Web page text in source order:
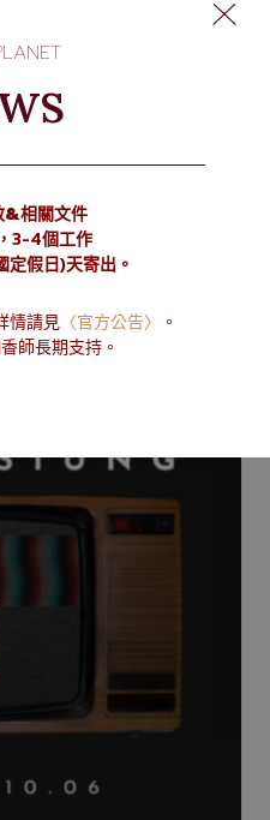
&相關文件
3-4個工作
定假日)天寄出。
情請見 〈官方公告〉
。
師長期支持。